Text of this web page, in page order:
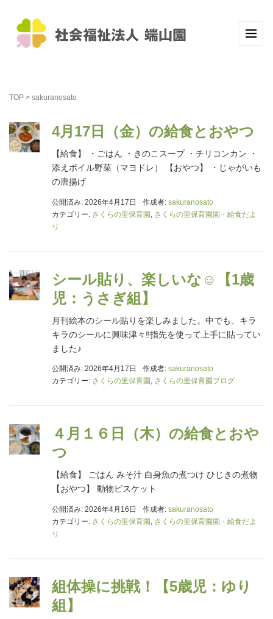
TOP > sakuranosato
4月17日（金）の給食とおやつ
【給食】 ・ごはん ・きのこスープ ・チリコンカン ・
添えボイル野菜（マヨドレ） 【おやつ】 ・じゃがいも
の唐揚げ
公開済み: 2026年4月17日 作成者: sakuranosato
カテゴリー: さくらの里保育園 さくらの里保育園園・給食だよ
り
シール貼り、楽しいな☺【1歳
児：うさぎ組】
月刊絵本のシール貼りを楽しみました。中でも、キラ
キラのシールに興味津々‼指先を使って上手に貼ってい
ました♪
公開済み: 2026年4月17日 作成者: sakuranosato
カテゴリー: さくらの里保育園 , さくらの里保育園ブログ
４月１６日（木）の給食とおや
つ
【給食】 ごはん みそ汁 白身魚の煮つけ ひじきの煮物
【おやつ】 動物ビスケット
公開済み: 2026年4月16日 作成者: sakuranosato
カテゴリー: さくらの里保育園 さくらの里保育園園・給食だよ
り
組体操に挑戦！【5歳児：ゆり
組】